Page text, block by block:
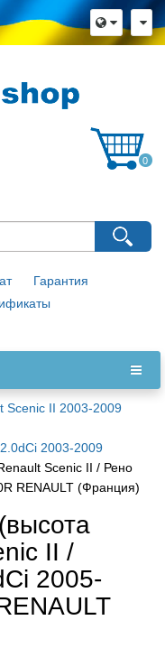
0
Гарантия
Scenic II 2003-2009
2003-2009
Scenic II / Рено
RENAULT (Франция)
II /
2005-